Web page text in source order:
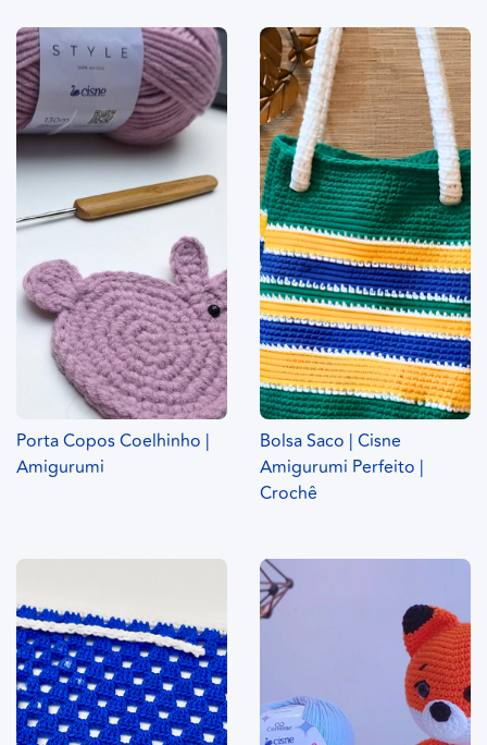
Porta Copos Coelhinho |
Amigurumi
Bolsa Saco | Cisne
Amigurumi Perfeito |
Crochê